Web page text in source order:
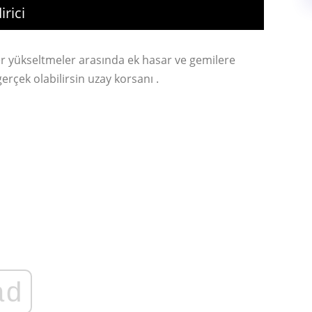
arasında ek hasar ve gemilere
olabilirsin uzay korsanı .